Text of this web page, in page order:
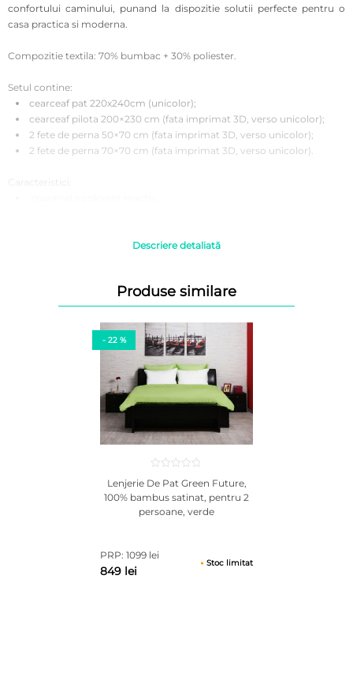
confortului caminului, punand la dispozitie solutii perfecte pentru o
casa practica si moderna.
Compozitie textila: 70% bumbac + 30% poliester.
Setul contine:
cearceaf pat 220x240cm (unicolor);
cearceaf pilota 200×230 cm (fata imprimat 3D, verso unicolor);
2 fete de perna 50×70 cm (fata imprimat 3D, verso unicolor);
2 fete de perna 70×70 cm (fata imprimat 3D, verso unicolor).
A se spala automat sau manual la 40°C pentru rezistenta si
intensitatea culorilor timp indelungat.
Se recomanda evitarea curatarii chimice si a inalbirea lenjeriilor din
Uscarea ar trebui sa se realizeze la temperatura camerei, fara
interventia uscatoarelor de rufe electrice.
Se poate calca la temperatura medie.
Atentie! Fotografiile produselor prezentate au caracter informativ,
Descriere detaliată
Produse similare
- 22 %
Lenjerie De Pat Green Future,
100% bambus satinat, pentru 2
persoane, verde
PRP: 1099 lei
849 lei
Stoc limitat